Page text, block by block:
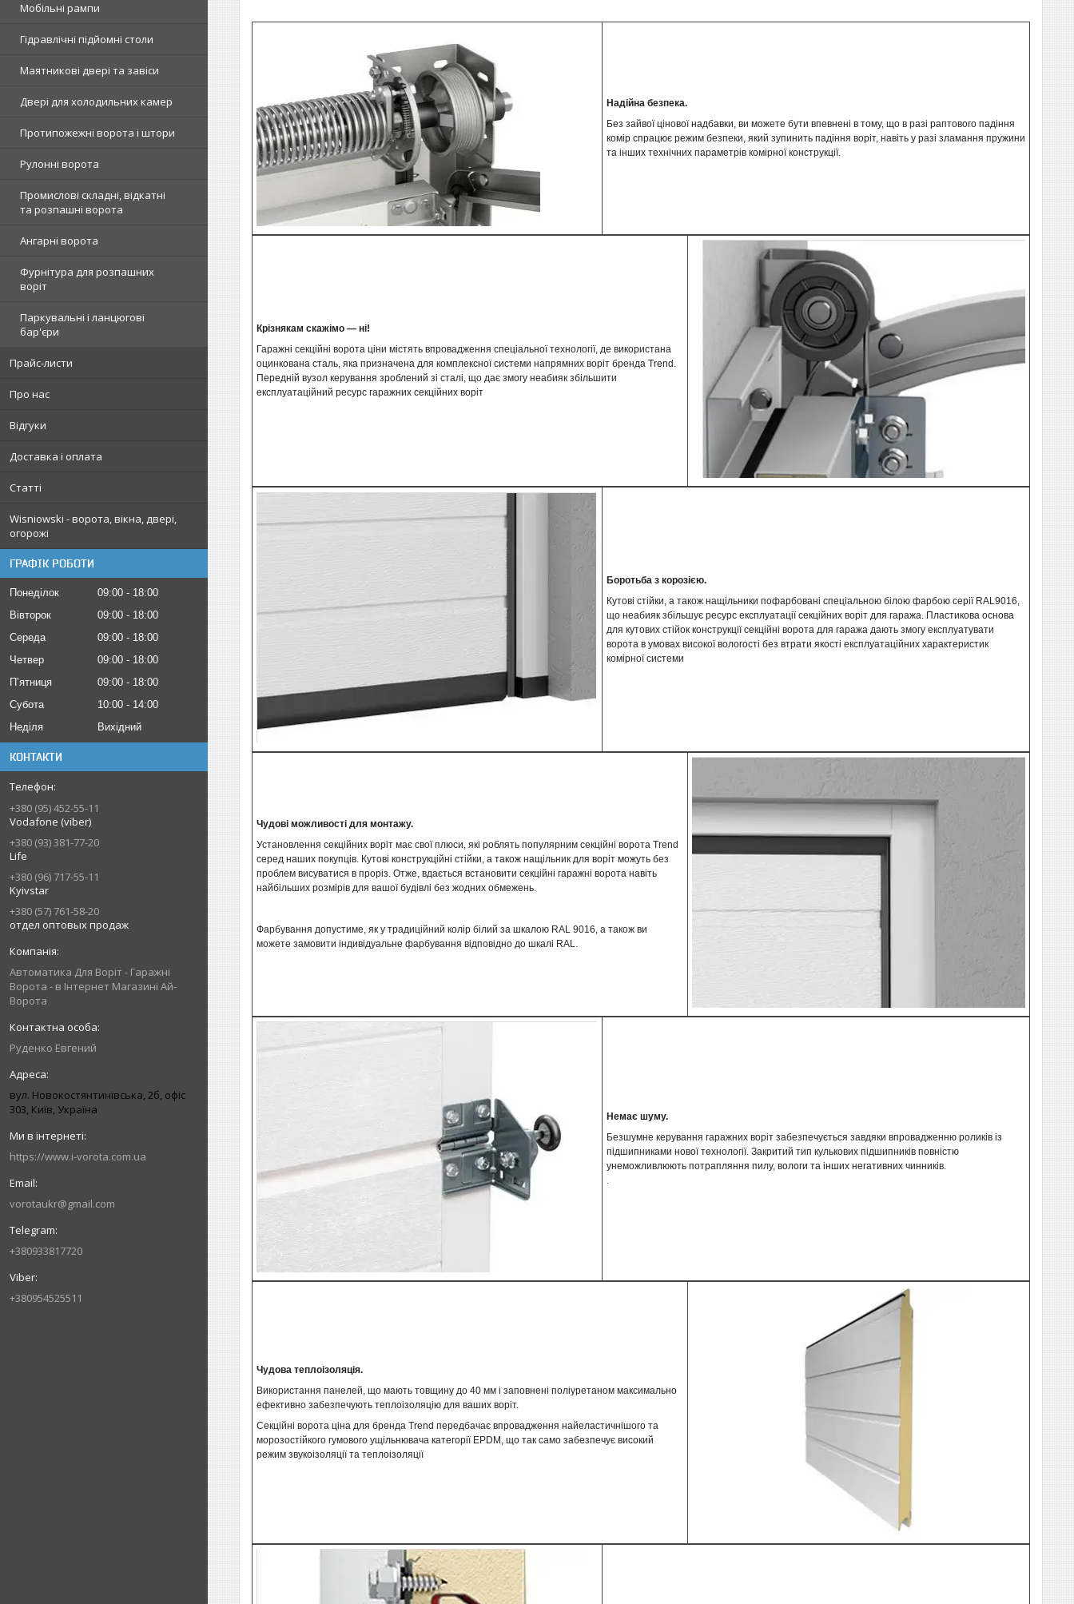
Мобільні рампи
Гідравлічні підйомні столи
Маятникові двері та завіси
Двері для холодильних камер
Протипожежні ворота і штори
Рулонні ворота
Промислові складні, відкатні
та розпашні ворота
Ангарні ворота
Фурнітура для розпашних
воріт
Паркувальні і ланцюгові
бар'єри
Прайс-листи
Про нас
Відгуки
Доставка і оплата
Статті
Wisniowski - ворота, вікна, двері,
огорожі
ГРАФІК РОБОТИ
Понеділок 09:00
18:00
Вівторок
09:00
18:00
Середа
09:00
18:00
Четвер
09:00
18:00
Пʼятниця
09:00
18:00
Субота
10:00
14:00
Неділя
Вихідний
КОНТАКТИ
+380 (95) 452-55-11
Vodafone (viber)
+380 (93) 381-77-20
Life
+380 (96) 717-55-11
Kyivstar
+380 (57) 761-58-20
отдел оптовых продаж
Автоматика Для Воріт - Гаражні
Ворота - в Інтернет Магазині Ай-
Ворота
Руденко Евгений
вул. Новокостянтинівська, 2б, офіс
303, Київ, Україна
https://www.i-vorota.com.ua
vorotaukr@gmail.com
+380933817720
+380954525511
Надійна безпека.
Без зайвої цінової надбавки, ви можете бути впевнені в тому, що в разі раптового падіння
комір спрацює режим безпеки, який зупинить падіння воріт, навіть у разі зламання пружини
та інших технічних параметрів комірної конструкції.
Крізнякам скажімо — ні!
Гаражні секційні ворота ціни містять впровадження спеціальної технології, де використана
оцинкована сталь, яка призначена для комплексної системи напрямних воріт бренда Trend.
Передній вузол керування зроблений зі сталі, що дає змогу неабияк збільшити
експлуатаційний ресурс гаражних секційних воріт
Боротьба з корозією.
Кутові стійки, а також нащільники пофарбовані спеціальною білою фарбою серії RAL9016,
що неабияк збільшує ресурс експлуатації секційних воріт для гаража. Пластикова основа
для кутових стійок конструкції секційні ворота для гаража дають змогу експлуатувати
ворота в умовах високої вологості без втрати якості експлуатаційних характеристик
комірної системи
Чудові можливості для монтажу.
Установлення секційних воріт має свої плюси, які роблять популярним секційні ворота Trend
серед наших покупців. Кутові конструкційні стійки, а також нащільник для воріт можуть без
проблем висуватися в проріз. Отже, вдається встановити секційні гаражні ворота навіть
найбільших розмірів для вашої будівлі без жодних обмежень.
Фарбування допустиме, як у традиційний колір білий за шкалою RAL 9016, а також ви
можете замовити індивідуальне фарбування відповідно до шкалі RAL.
Немає шуму.
Безшумне керування гаражних воріт забезпечується завдяки впровадженню роликів із
підшипниками нової технології. Закритий тип кулькових підшипників повністю
унеможливлюють потрапляння пилу, вологи та інших негативних чинників.
.
Чудова теплоізоляція.
Використання панелей, що мають товщину до 40 мм і заповнені поліуретаном максимально
ефективно забезпечують теплоізоляцію для ваших воріт.
Секційні ворота ціна для бренда Trend передбачає впровадження найеластичнішого та
морозостійкого гумового ущільнювача категорії EPDM, що так само забезпечує високий
режим звукоізоляції та теплоізоляції